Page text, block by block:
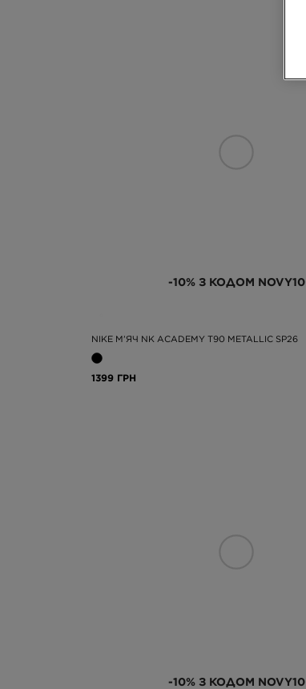
-10% З КОДОМ NOVY10
NIKE М’ЯЧ NK ACADEMY T90 METALLIC SP26
1399 ГРН
-10% З КОДОМ NOVY10